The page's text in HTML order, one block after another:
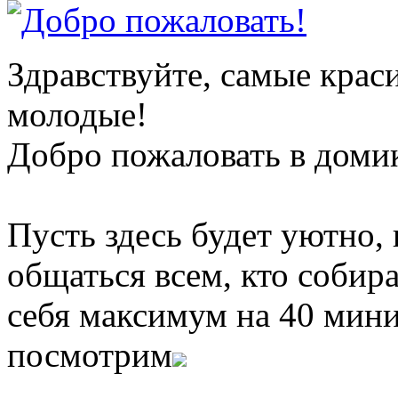
Здравствуйте, самые
молодые!
Добро пожаловать в
Пусть здесь будет
общаться всем, кто
себя максимум на 40
посмотрим